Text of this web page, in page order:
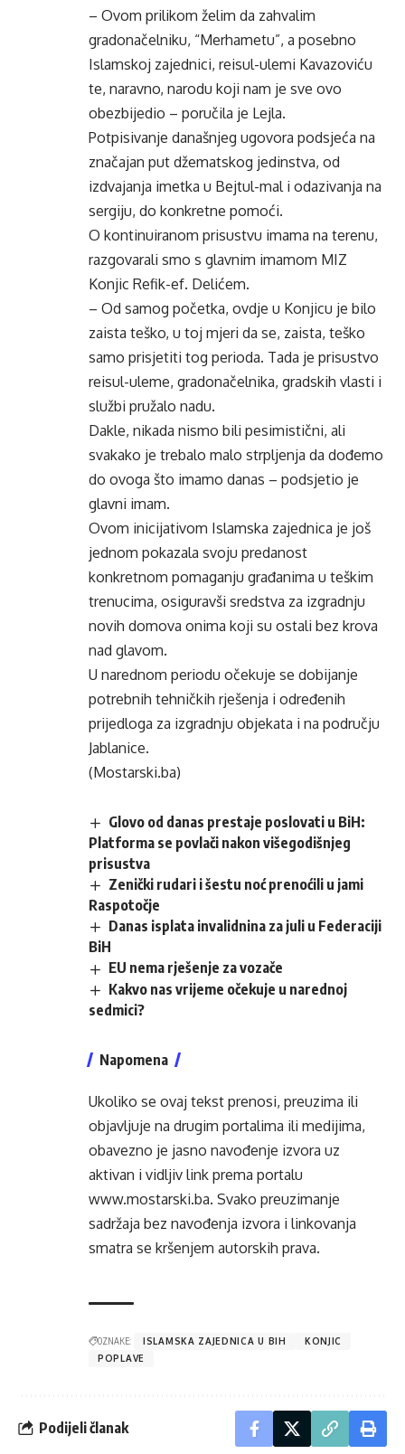
– Ovom prilikom želim da zahvalim
gradonačelniku, “Merhametu”, a posebno
Islamskoj zajednici, reisul-ulemi Kavazoviću
te, naravno, narodu koji nam je sve ovo
obezbijedio – poručila je Lejla.
Potpisivanje današnjeg ugovora podsjeća na
značajan put džematskog jedinstva, od
izdvajanja imetka u Bejtul-mal i odazivanja na
sergiju, do konkretne pomoći.
O kontinuiranom prisustvu imama na terenu,
razgovarali smo s glavnim imamom MIZ
Konjic Refik-ef. Delićem.
– Od samog početka, ovdje u Konjicu je bilo
zaista teško, u toj mjeri da se, zaista, teško
samo prisjetiti tog perioda. Tada je prisustvo
reisul-uleme, gradonačelnika, gradskih vlasti i
službi pružalo nadu.
Dakle, nikada nismo bili pesimistični, ali
svakako je trebalo malo strpljenja da dođemo
do ovoga što imamo danas – podsjetio je
glavni imam.
Ovom inicijativom Islamska zajednica je još
jednom pokazala svoju predanost
konkretnom pomaganju građanima u teškim
trenucima, osiguravši sredstva za izgradnju
novih domova onima koji su ostali bez krova
nad glavom.
U narednom periodu očekuje se dobijanje
potrebnih tehničkih rješenja i određenih
prijedloga za izgradnju objekata i na području
Jablanice.
(Mostarski.ba)
Glovo od danas prestaje poslovati u BiH:
Platforma se povlači nakon višegodišnjeg
prisustva
Zenički rudari i šestu noć prenoćili u jami
Raspotočje
Danas isplata invalidnina za juli u Federaciji
BiH
EU nema rješenje za vozače
Kakvo nas vrijeme očekuje u narednoj
sedmici?
Napomena
Ukoliko se ovaj tekst prenosi, preuzima ili
objavljuje na drugim portalima ili medijima,
obavezno je jasno navođenje izvora uz
aktivan i vidljiv link prema portalu
www.mostarski.ba. Svako preuzimanje
sadržaja bez navođenja izvora i linkovanja
smatra se kršenjem autorskih prava.
OZNAKE: ISLAMSKA ZAJEDNICA U BIH
KONJIC
POPLAVE
Podijeli članak